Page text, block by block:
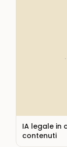
IA legale in
contenuti